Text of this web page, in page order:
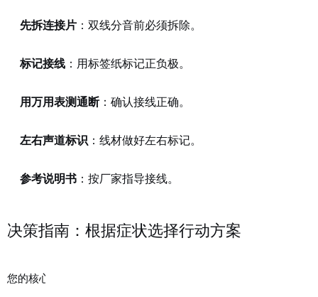
先拆连接片 ：双线分音前必须拆除。
标记接线 ：用标签纸标记正负极。
用万用表测通断：确认接线正确。
左右声道标识 ：线材做好左右标记。
参考说明书 ：按厂家指导接线。
决策指南：根据症状选择行动方案
您的核心症状